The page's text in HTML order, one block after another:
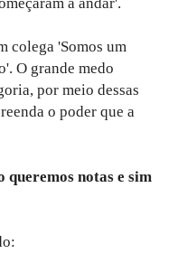
colega 'Somos um
O grande medo
por meio dessas
o poder que a
queremos notas e sim